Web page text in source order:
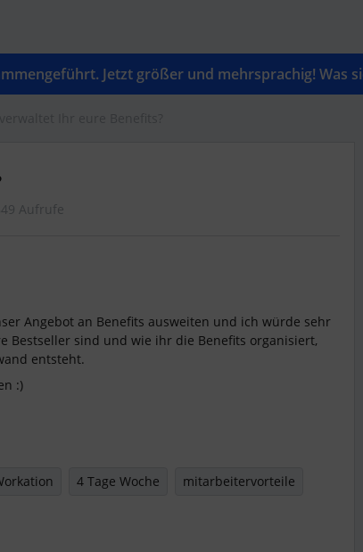
Jetzt größer und mehrsprachig! Was
Aufrufe
Angebot an Benefits ausweiten und ich würde sehr
Bestseller sind und wie ihr die Benefits organisiert,
entsteht.
:)
4 Tage Woche mitarbeitervorteile